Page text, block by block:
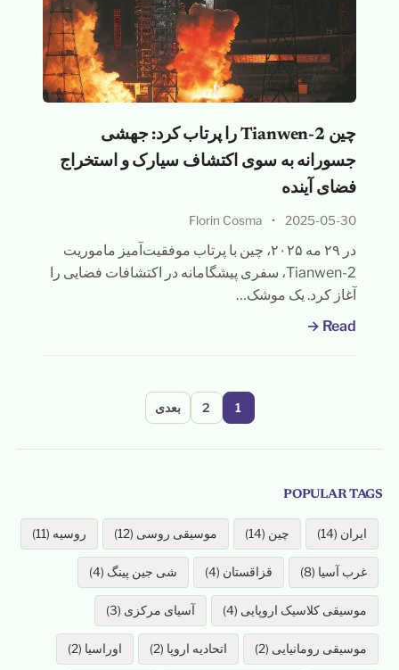
چین Tianwen-2 را پرتاب کرد: جهشی
جسورانه به سوی اکتشاف سیارک و استخراج
فضای آینده
2025-05-30
•
Florin Cosma
در ۲۹ مه ۲۰۲۵، چین با پرتاب موفقیت‌آمیز ماموریت
Tianwen-2، سفری پیشگامانه در اکتشافات فضایی را
آغاز کرد. یک موشک…
Read →
1
2 بعدی
POPULAR TAGS
ایران (14) چین (14) موسیقی روسی (12) روسیه (11)
غرب آسیا (8) قزاقستان (4) شی جین پینگ (4)
موسیقی کلاسیک اروپایی (4) آسیای مرکزی (3)
موسیقی رومانیایی (2) اتحادیه اروپا (2) اوراسیا (2)